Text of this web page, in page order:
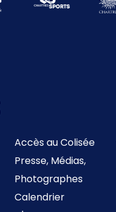
Accès au Colisée
Presse, Médias,
Photographes
Calendrier